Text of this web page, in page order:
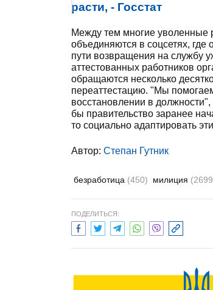
расти, - Госстат
Между тем многие уволенные
объединяются в соцсетях,
пути возвращения на службу
аттестованных работников
обращаются несколько
переаттестацию. "Мы
восстановлении в
бы правительство заранее
то социально адаптировать
Автор: Степан Гутник
безработица (450) милиция
ПОДЕЛИТЬСЯ: